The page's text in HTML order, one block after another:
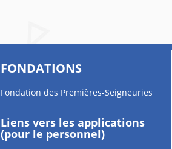
FONDATIONS
Fondation des Premières-Seigneuries
Liens vers les applications
(pour le personnel)